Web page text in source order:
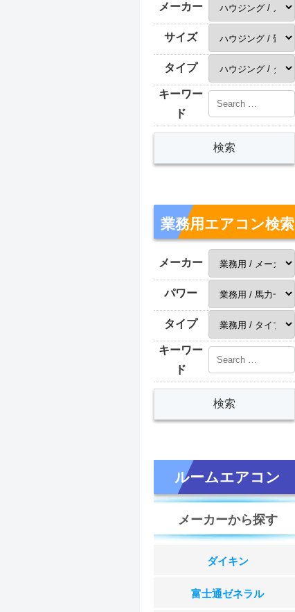
メーカー
サイズ
タイプ
キーワー
ド
業務用エアコン検索
メーカー
パワー
タイプ
キーワー
ド
ルームエアコン
メーカーから探す
ダイキン
富士通ゼネラル